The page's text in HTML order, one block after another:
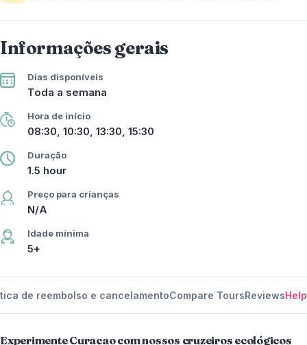
Informações gerais
Dias disponíveis
Toda a semana
Hora de início
08:30, 10:30, 13:30, 15:30
Duração
1.5 hour
Preço para crianças
N/A
Idade mínima
5+
de reembolso e cancelamentoCompare ToursReviewsHelp
Experimente Curaçao com nossos cruzeiros ecológicos